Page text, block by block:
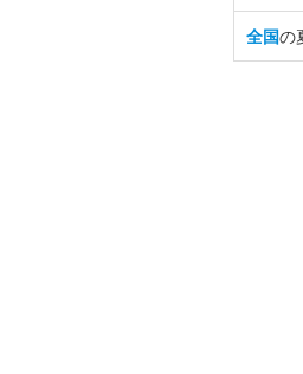
全国の